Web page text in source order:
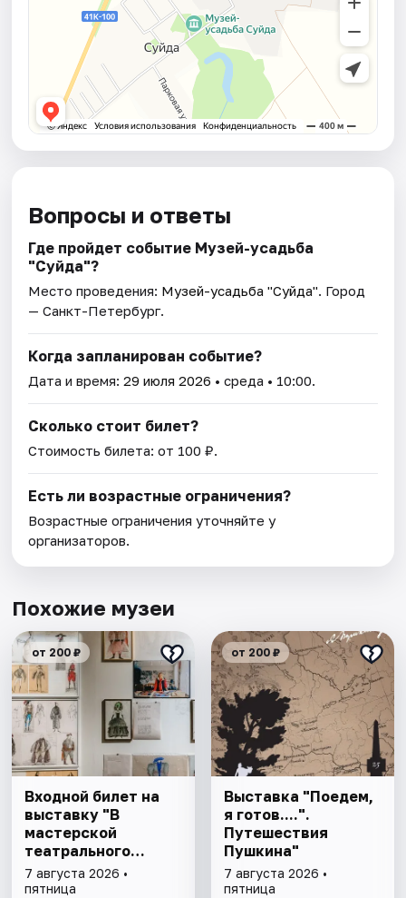
Вопросы и ответы
Где пройдет событие Музей-усадьба
"Суйда"?
Место проведения: Музей-усадьба "Суйда". Город
— Санкт-Петербург.
Когда запланирован событие?
Дата и время:29 июля 2026 • среда • 10:00.
Сколько стоит билет?
Стоимость билета: от 100 ₽.
Есть ли возрастные ограничения?
Возрастные ограничения уточняйте у
организаторов.
Похожие музеи
от 200 ₽
Входной билет на
выставку "В
мастерской
театрального
художника"
7 августа 2026 •
пятница
от 200 ₽
Выставка "Поедем,
я готов....".
Путешествия
Пушкина"
7 августа 2026 •
пятница